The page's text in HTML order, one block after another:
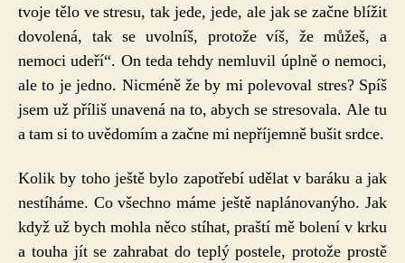
tvoje tělo ve stresu, tak jede, jede, ale jak se začne blížit
dovolená, tak se uvolníš, protože víš, že můžeš, a
nemoci udeří“. On teda tehdy nemluvil úplně o nemoci,
ale to je jedno. Nicméně že by mi polevoval stres? Spíš
jsem už příliš unavená na to, abych se stresovala. Ale tu
a tam si to uvědomím a začne mi nepříjemně bušit srdce.
Kolik by toho ještě bylo zapotřebí udělat v baráku a jak
nestíháme. Co všechno máme ještě naplánovanýho. Jak
když už bych mohla něco stíhat, praští mě bolení v krku
a touha jít se zahrabat do teplý postele, protože prostě